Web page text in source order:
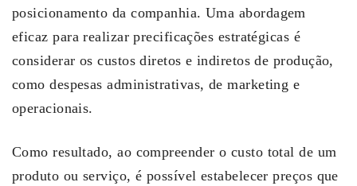
posicionamento da companhia. Uma abordagem
eficaz para realizar precificações estratégicas é
considerar os custos diretos e indiretos de produção,
como despesas administrativas, de marketing e
operacionais.
Como resultado, ao compreender o custo total de um
produto ou serviço, é possível estabelecer preços que